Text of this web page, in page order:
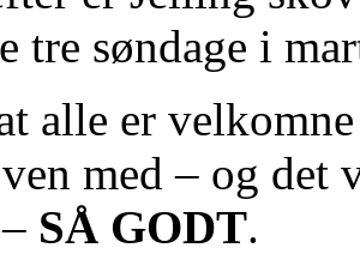
tre søndage i
alle er
med – og det
SÅ GODT.